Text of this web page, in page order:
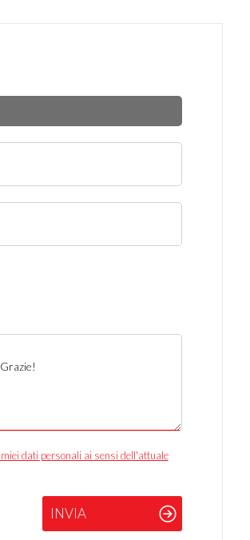
dati personali ai sensi dell'attuale
INVIA